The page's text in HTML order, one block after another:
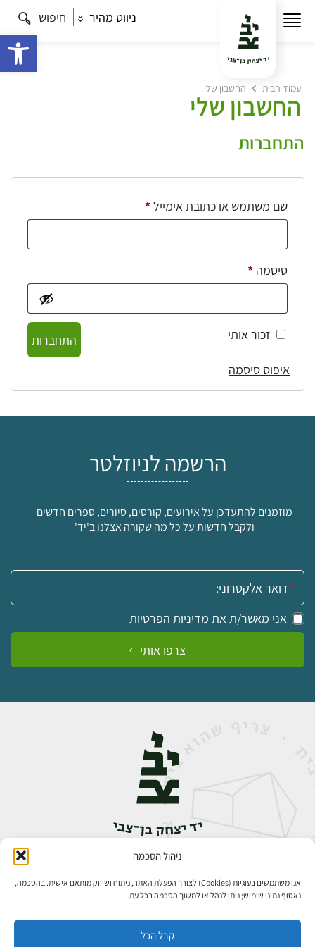
ניהול הסכמה
אנו משתמשים בעוגיות (Cookies) לצורך הפעלת האתר, ניתוח ושיווק מותאם אישית. בהסכמה,
נאסוף נתוני שימוש; ניתן לנהל או למשוך הסכמה בכל עת.
קבל הכל
ניווט מהיר חיפוש
עמוד הבית החשבון שלי
החשבון שלי
התחברות
שם משתמש או כתובת אימייל*חובה
סיסמה *חובה
זכור אותי
התחברות
איפוס סיסמה
הרשמה לניוזלטר
מוזמנים להתעדכן על אירועים, קורסים, סיורים, ספרים חדשים
ולקבל חדשות על כל מה שקורה אצלנו ב'יד'
אימייל:
אני מאשר/ת את מדיניות הפרטיות
צרפו אותי
אבן גבירול 14, רחביה, ירושלים